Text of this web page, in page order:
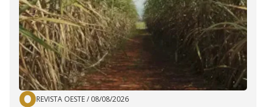
REVISTA OESTE/ 08/08/2026